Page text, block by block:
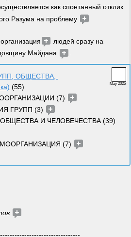
как спонтанный отклик
Разума на проблему
людей сразу на
Майдана
.
May 2025
ОБЩЕСТВА,
(55)
(7)
ГРУПП (3)
И ЧЕЛОВЕЧЕСТВА (39)
(7)